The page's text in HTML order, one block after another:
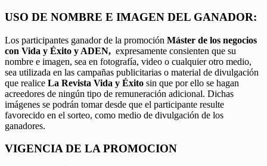
USO DE NOMBRE E IMAGEN DEL GANADOR:
Los participantes ganador de la promoción Máster de los negocios
con Vida y Éxito y ADEN, expresamente consienten que su
nombre e imagen, sea en fotografía, video o cualquier otro medio,
sea utilizada en las campañas publicitarias o material de divulgación
que realice La Revista Vida y Éxito sin que por ello se hagan
acreedores de ningún tipo de remuneración adicional. Dichas
imágenes se podrán tomar desde que el participante resulte
favorecido en el sorteo, como medio de divulgación de los
ganadores.
VIGENCIA DE LA PROMOCION